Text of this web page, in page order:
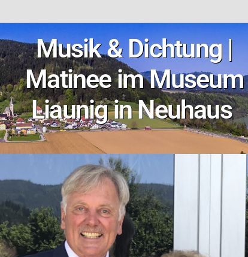
Musik & Dichtung |
Matinee im Museum
Liaunig in Neuhaus